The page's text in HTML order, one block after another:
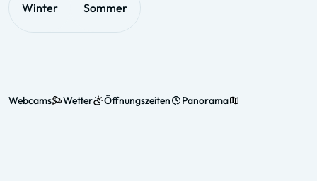
Winter Sommer
Webcams Wetter Öffnungszeiten Panorama